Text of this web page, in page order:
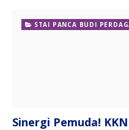
STAI PANCA BUDI
Sinergi Pemuda!